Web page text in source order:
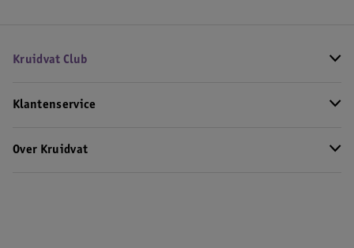
Kruidvat Club
Klantenservice
Over Kruidvat